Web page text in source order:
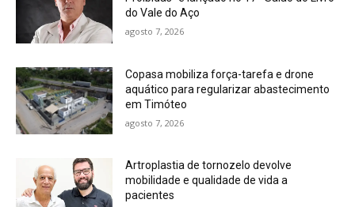
do Vale do Aço
agosto 7, 2026
Copasa mobiliza força-tarefa e drone
aquático para regularizar abastecimento
em Timóteo
agosto 7, 2026
Artroplastia de tornozelo devolve
mobilidade e qualidade de vida a
pacientes